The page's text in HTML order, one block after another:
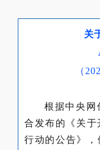
关
（
根据中央网
合发布的《关于
行动的公告》